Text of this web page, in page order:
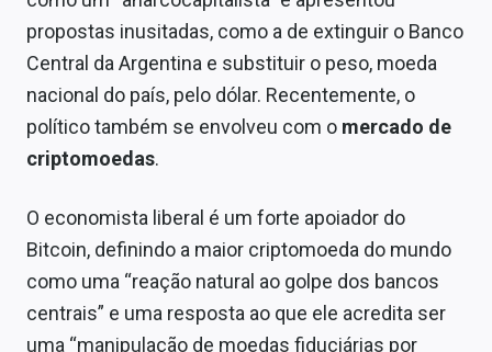
Especiais
Marketing
Tecnologia
Conteúdo de Marca
Sobre
Expediente
propostas inusitadas, como a de extinguir o Banco
Central da Argentina e substituir o peso, moeda
nacional do país, pelo dólar. Recentemente, o
político também se envolveu com o mercado de
criptomoedas.
O economista liberal é um forte apoiador do
Bitcoin, definindo a maior criptomoeda do mundo
como uma “reação natural ao golpe dos bancos
centrais” e uma resposta ao que ele acredita ser
uma “manipulação de moedas fiduciárias por